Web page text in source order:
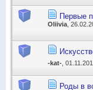
Первые
Oliivia ,
-kat- ,
Роды в